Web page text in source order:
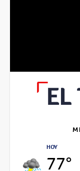
HOY
77°